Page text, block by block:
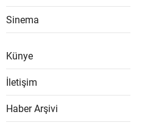
Sinema
Künye
İletişim
Haber Arşivi